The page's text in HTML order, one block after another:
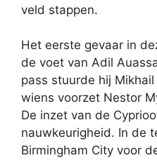
veld stappen.
Het eerste gevaar in
de voet van Adil
pass stuurde hij
wiens voorzet Nestor
De inzet van de
nauwkeurigheid. In de
Birmingham City voor